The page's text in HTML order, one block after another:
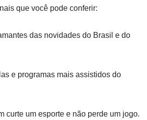
que você pode conferir:
das novidades do Brasil e do
e programas mais assistidos do
curte um esporte e não perde um jogo.